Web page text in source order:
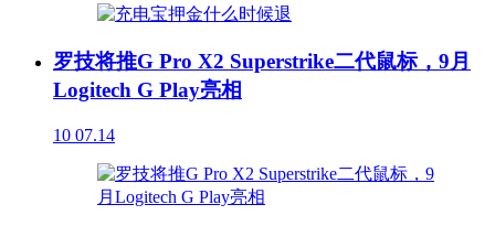
罗技将推G Pro X2 Superstrike二代鼠标，9月
Logitech G Play亮相
10 07.14